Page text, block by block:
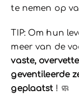
te nemen op
TIP: Om hun
meer van de
vaste,
geventileerde
geplaatst ! 🧼